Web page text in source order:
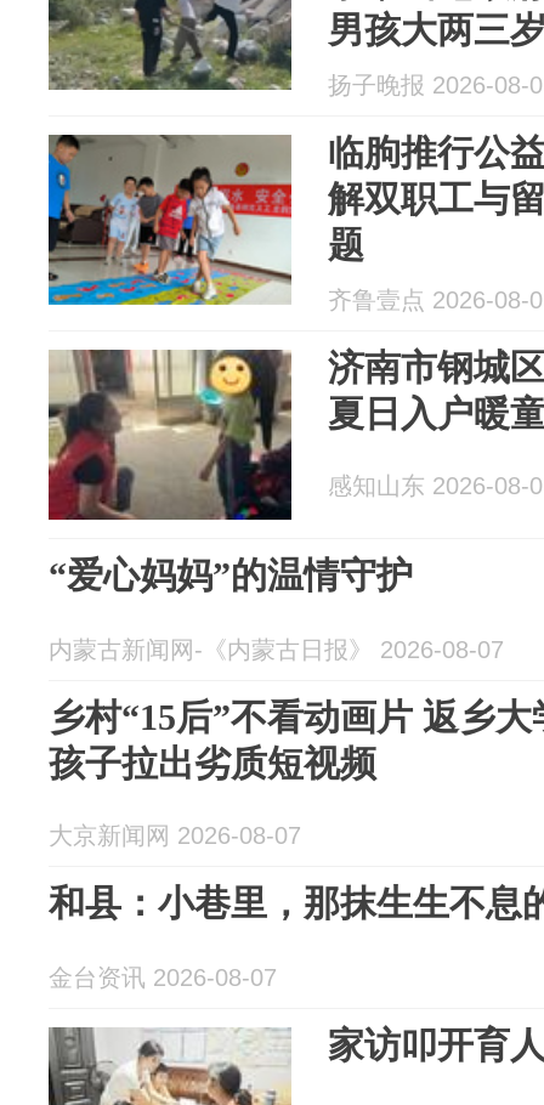
男孩大两三
男孩不是留
扬子晚报 2026-08-
临朐推行公
解双职工与
题
齐鲁壹点 2026-08-
济南市钢城
夏日入户暖
感知山东 2026-08-
“爱心妈妈”的温情守护
内蒙古新闻网-《内蒙古日报》 2026-08-07
乡村“15后”不看动画片 返乡
孩子拉出劣质短视频
大京新闻网 2026-08-07
和县：小巷里，那抹生生不息
金台资讯 2026-08-07
家访叩开育